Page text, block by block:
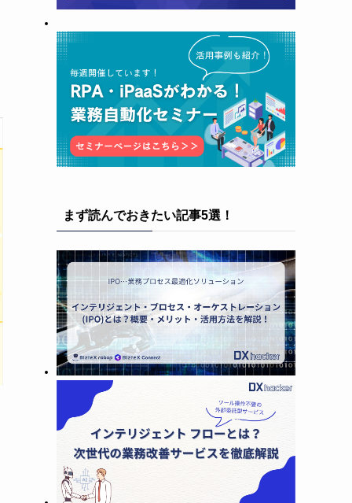
まず読んでおきたい記事5選！